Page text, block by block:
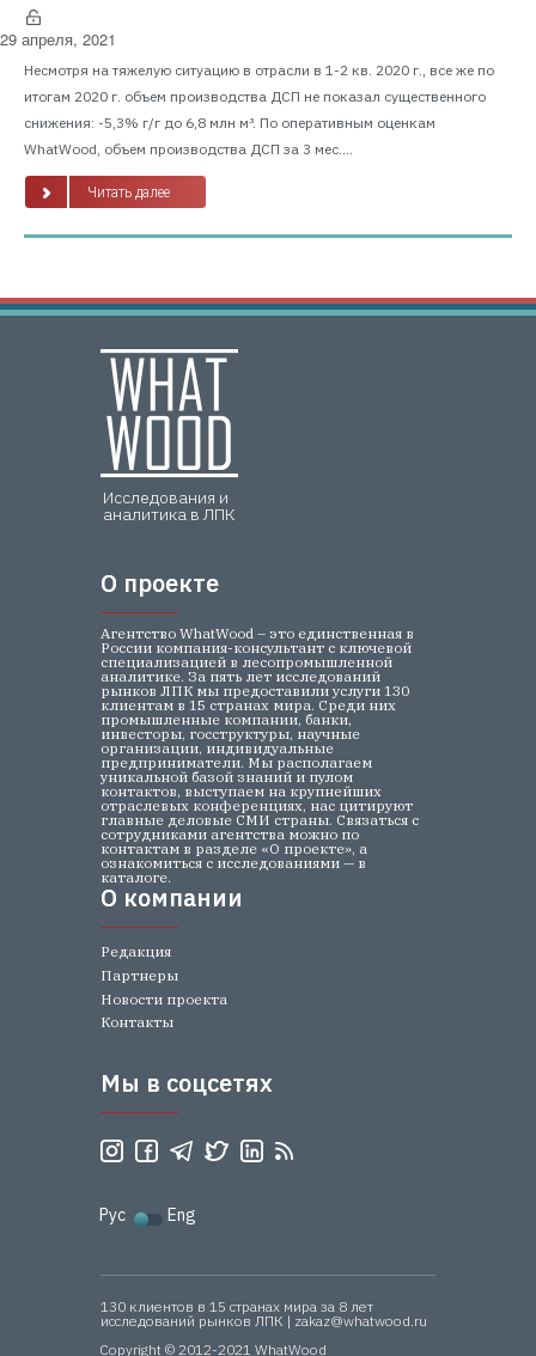
29 апреля, 2021
Несмотря на тяжелую ситуацию в отрасли в 1-2 кв. 2020 г., все же по
итогам 2020 г. объем производства ДСП не показал существенного
снижения: -5,3% г/г до 6,8 млн м³. По оперативным оценкам
WhatWood, объем производства ДСП за 3 мес....
Читать далее
Редакция
Партнеры
Агентство WhatWood – это единственная в
России компания-консультант с ключевой
специализацией в лесопромышленной
аналитике. За пять лет исследований
рынков ЛПК мы предоставили услуги 130
клиентам в 15 странах мира. Среди них
промышленные компании, банки,
инвесторы, госструктуры, научные
организации, индивидуальные
предприниматели. Мы располагаем
уникальной базой знаний и пулом
контактов, выступаем на крупнейших
отраслевых конференциях, нас цитируют
главные деловые СМИ страны. Связаться с
сотрудниками агентства можно по
контактам в разделе «О проекте», а
ознакомиться с исследованиями — в
каталоге.
Новости проекта
Контакты
Исследования и
аналитика в ЛПК
О проекте
О компании
Мы в соцсетях
130 клиентов в 15 странах мира за 8 лет
исследований рынков ЛПК | zakaz@whatwood.ru
Copyright © 2012-2021 WhatWood
Рус Eng
О проекте
Мы в соцсетях
О компании